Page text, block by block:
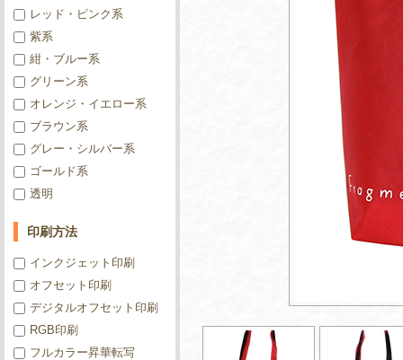
レッド・ピンク系
紫系
紺・ブルー系
グリーン系
オレンジ・イエロー系
ブラウン系
グレー・シルバー系
ゴールド系
透明
印刷方法
インクジェット印刷
オフセット印刷
デジタルオフセット印刷
RGB印刷
フルカラー昇華転写